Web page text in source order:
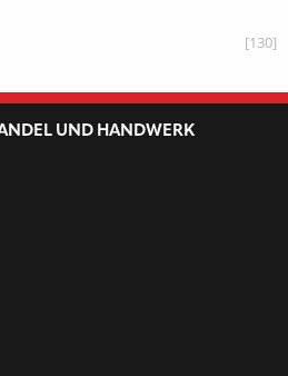
[130]
UND HANDWERK